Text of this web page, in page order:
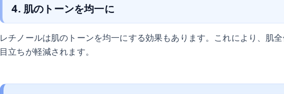
4. 肌のトーンを均一に
レチノールは肌のトーンを均一にする効果もあります。これにより、肌
目立ちが軽減されます。